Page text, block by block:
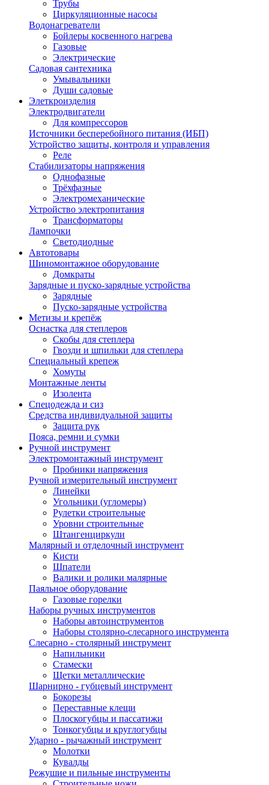
Трубы
Циркуляционные насосы
Водонагреватели
Бойлеры косвенного нагрева
Газовые
Электрические
Садовая сантехника
Умывальники
Души садовые
Элеткроизделия
Электродвигатели
Для компрессоров
Источники бесперебойного питания (ИБП)
Устройство защиты, контроля и управления
Реле
Стабилизаторы напряжения
Однофазные
Трёхфазные
Электромеханические
Устройство электропитания
Трансформаторы
Лампочки
Светодиодные
Автотовары
Шиномонтажное оборудование
Домкраты
Зарядные и пуско-зарядные устройства
Зарядные
Пуско-зарядные устройства
Метизы и крепёж
Оснастка для степлеров
Скобы для степлера
Гвозди и шпильки для степлера
Специальный крепеж
Хомуты
Монтажные ленты
Изолента
Спецодежда и сиз
Средства индивидуальной защиты
Защита рук
Пояса, ремни и сумки
Ручной инструмент
Электромонтажный инструмент
Пробники напряжения
Ручной измерительный инструмент
Линейки
Угольники (угломеры)
Рулетки строительные
Уровни строительные
Штангенциркули
Малярный и отделочный инструмент
Кисти
Шпатели
Валики и ролики малярные
Паяльное оборудование
Газовые горелки
Наборы ручных инструментов
Наборы автоинструментов
Наборы столярно-слесарного инструмента
Слесарно - столярный инструмент
Напильники
Стамески
Щетки металлические
Шарнирно - губцевый инструмент
Бокорезы
Переставные клещи
Плоскогубцы и пассатижи
Тонкогубцы и круглогубцы
Ударно - рычажный инструмент
Молотки
Кувалды
Режушие и пильные инструменты